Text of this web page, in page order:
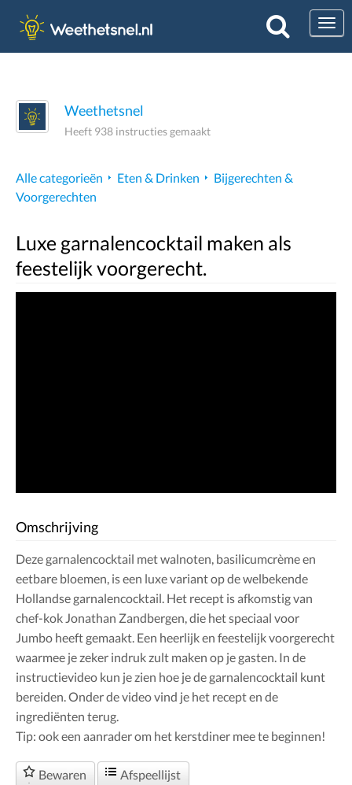
Weethetsnel
Heeft 938 instructies gemaakt
Alle categorieën Eten & Drinken
Bijgerechten &
Voorgerechten
Luxe garnalencocktail maken als
feestelijk voorgerecht.
Omschrijving
Deze garnalencocktail met walnoten, basilicumcrème en
eetbare bloemen, is een luxe variant op de welbekende
Hollandse garnalencocktail. Het recept is afkomstig van
chef-kok Jonathan Zandbergen, die het speciaal voor
Jumbo heeft gemaakt. Een heerlijk en feestelijk voorgerecht
waarmee je zeker indruk zult maken op je gasten. In de
instructievideo kun je zien hoe je de garnalencocktail kunt
bereiden. Onder de video vind je het recept en de
ingrediënten terug.
Tip: ook een aanrader om het kerstdiner mee te beginnen!
Bewaren Afspeellijst